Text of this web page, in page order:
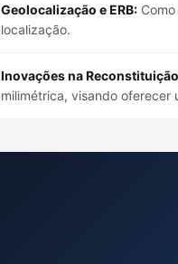
Geolocalização e ERB:
localização.
Inovações na
milimétrica, visando oferecer